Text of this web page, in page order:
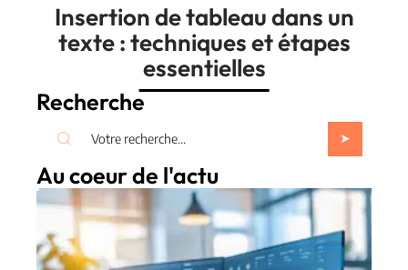
Insertion de tableau dans un
texte : techniques et étapes
essentielles
Recherche
Au coeur de l'actu